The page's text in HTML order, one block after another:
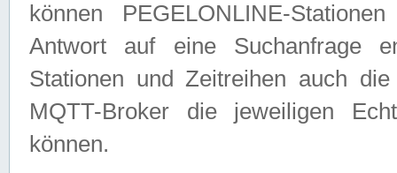
können PEGELONLINE-
Antwort auf eine Suchanfrage
Stationen und Zeitreihen auch
MQTT-Broker die jeweiligen
können.